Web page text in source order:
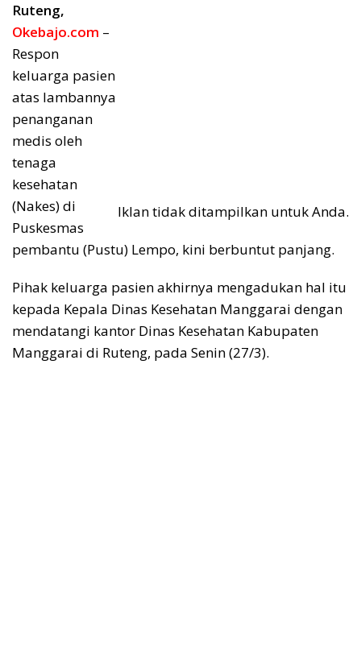
Iklan tidak ditampilkan untuk Anda.
Ruteng,
Okebajo.com –
Respon
keluarga pasien
atas lambannya
penanganan
medis oleh
tenaga
kesehatan
(Nakes) di
Puskesmas
pembantu (Pustu) Lempo, kini berbuntut panjang.
Pihak keluarga pasien akhirnya mengadukan hal itu
kepada Kepala Dinas Kesehatan Manggarai dengan
mendatangi kantor Dinas Kesehatan Kabupaten
Manggarai di Ruteng, pada Senin (27/3).